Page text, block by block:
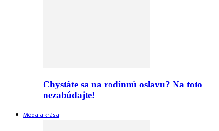
Chystáte sa na rodinnú oslavu? Na toto
nezabúdajte!
Móda a krása